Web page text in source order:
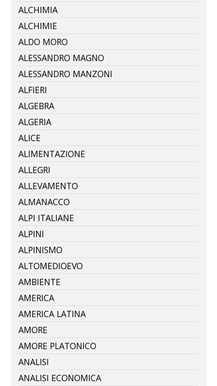
ALCHIMIA
ALCHIMIE
ALDO MORO
ALESSANDRO MAGNO
ALESSANDRO MANZONI
ALFIERI
ALGEBRA
ALGERIA
ALICE
ALIMENTAZIONE
ALLEGRI
ALLEVAMENTO
ALMANACCO
ALPI ITALIANE
ALPINI
ALPINISMO
ALTOMEDIOEVO
AMBIENTE
AMERICA
AMERICA LATINA
AMORE
AMORE PLATONICO
ANALISI
ANALISI ECONOMICA